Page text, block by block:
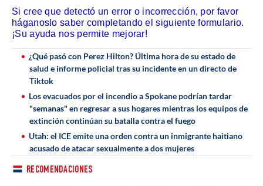
Si cree que detectó un error o incorrección, por favor
háganoslo saber completando el siguiente formulario.
¡Su ayuda nos permite mejorar!
¿Qué pasó con Perez Hilton? Última hora de su estado de
salud e informe policial tras su incidente en un directo de
Tiktok
Los evacuados por el incendio a Spokane podrían tardar
"semanas" en regresar a sus hogares mientras los equipos de
extinción continúan su batalla contra el fuego
Utah: el ICE emite una orden contra un inmigrante haitiano
acusado de atacar sexualmente a dos mujeres
RECOMENDACIONES